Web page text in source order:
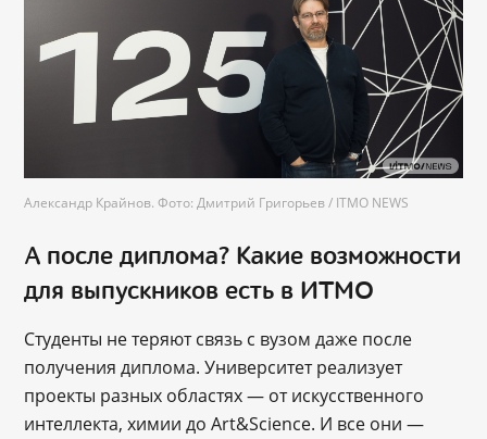
Александр Крайнов. Фото: Дмитрий Григорьев / ITMO NEWS
А после диплома? Какие возможности
для выпускников есть в ИТМО
Студенты не теряют связь с вузом даже после
получения диплома. Университет реализует
проекты разных областях ― от искусственного
интеллекта, химии до Art&Science. И все они ―